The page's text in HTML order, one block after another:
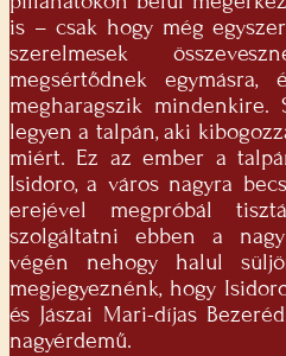
is – csak hogy még
szerelmesek
megsértődnek egymásra,
megharagszik mindenkire.
legyen a talpán, aki
miért. Ez az ember a
Isidoro, a város nagyra
erejével megpróbál
szolgáltatni ebben a
végén nehogy halul
megjegyeznénk, hogy
és Jászai Mari-díjas
nagyérdemű.